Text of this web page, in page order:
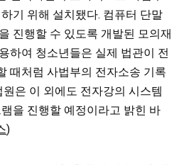
기 위해 설치됐다. 컴퓨터 단말
진행할 수 있도록 개발된 모의재
하여 청소년들은 실제 법관이 전
때처럼 사법부의 전자소송 기록
은 이 외에도 전자강의 시스템
을 진행할 예정이라고 밝힌 바
)